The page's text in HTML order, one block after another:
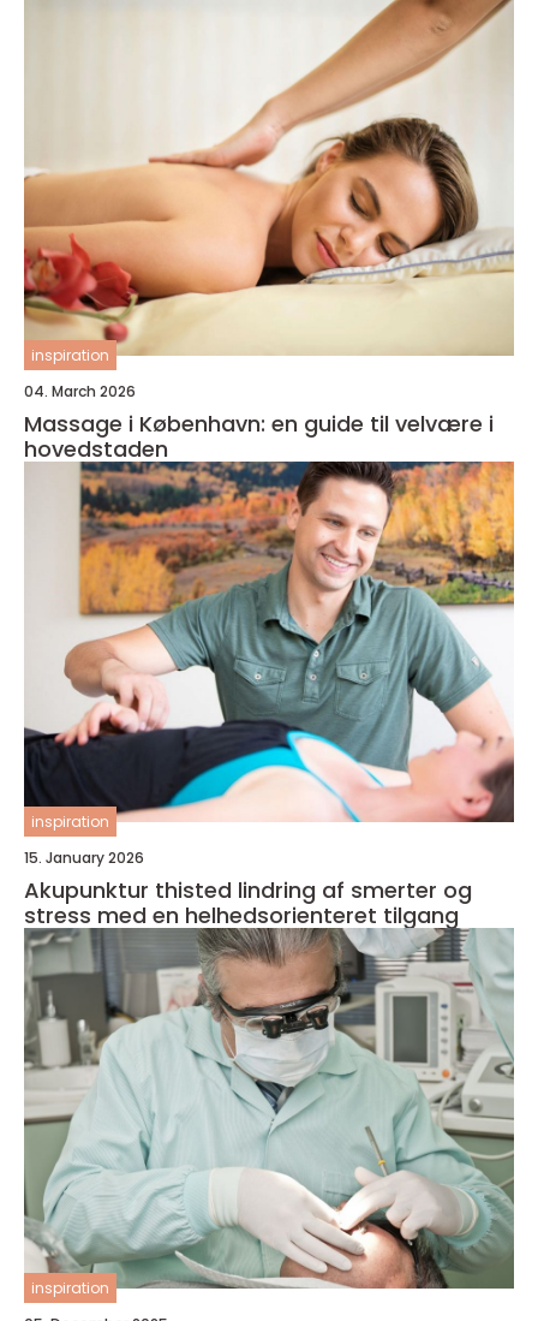
inspiration
04. March 2026
Massage i København: en guide til velvære i
hovedstaden
inspiration
15. January 2026
Akupunktur thisted lindring af smerter og
stress med en helhedsorienteret tilgang
inspiration